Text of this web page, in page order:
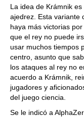
La idea de Krámnik
ajedrez. Esta variante
haya más victorias
que el rey no puede
usar muchos tiempos
centro, asunto que
los ataques al rey no
acuerdo a Krámnik,
jugadores y
del juego ciencia.
Se le indicó a